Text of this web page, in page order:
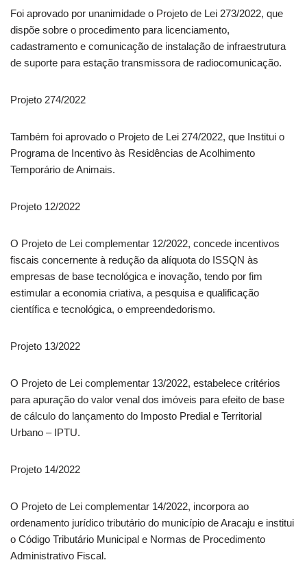
Foi aprovado por unanimidade o Projeto de Lei 273/2022, que
dispõe sobre o procedimento para licenciamento,
cadastramento e comunicação de instalação de infraestrutura
de suporte para estação transmissora de radiocomunicação.
Projeto 274/2022
Também foi aprovado o Projeto de Lei 274/2022, que Institui o
Programa de Incentivo às Residências de Acolhimento
Temporário de Animais.
Projeto 12/2022
O Projeto de Lei complementar 12/2022, concede incentivos
fiscais concernente à redução da alíquota do ISSQN às
empresas de base tecnológica e inovação, tendo por fim
estimular a economia criativa, a pesquisa e qualificação
científica e tecnológica, o empreendedorismo.
Projeto 13/2022
O Projeto de Lei complementar 13/2022, estabelece critérios
para apuração do valor venal dos imóveis para efeito de base
de cálculo do lançamento do Imposto Predial e Territorial
Urbano – IPTU.
Projeto 14/2022
O Projeto de Lei complementar 14/2022, incorpora ao
ordenamento jurídico tributário do município de Aracaju e institui
o Código Tributário Municipal e Normas de Procedimento
Administrativo Fiscal.